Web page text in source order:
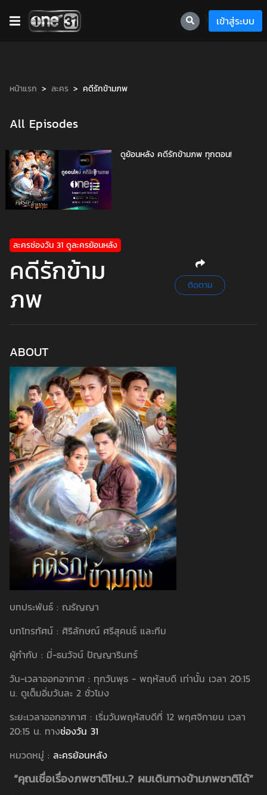
เข้าสู่ระบบ
หน้าแรก ละคร คดีรักข้ามภพ
All Episodes
1
ดูย้อนหลัง คดีรักข้ามภพ ทุกตอน!
ละครช่องวัน 31 ดูละครย้อนหลัง
คดีรักข้าม
ภพ
ติดตาม
ABOUT
บทประพันธ์ : ณรัญญา
บทโทรทัศน์ : ศิริลักษณ์ ศรีสุคนธ์ และทีม
ผู้กำกับ : มี่-ธนวัจน์ ปัญญารินทร์
วัน-เวลาออกอากาศ : ทุกวันพุธ -​ พฤหัสบดี เท่านั้น เวลา 20:15
น. ดูเต็มอิ่มวันละ 2 ชั่วโมง
ระยะเวลาออกอากาศ : เริ่มวันพฤหัสบดีที่ 12 พฤศจิกายน เวลา
20:15 น. ทางช่องวัน 31
หมวดหมู่ : ละครย้อนหลัง
“คุณเชื่อเรื่องภพชาติไหม..? ผมเดินทางข้ามภพชาติได้”